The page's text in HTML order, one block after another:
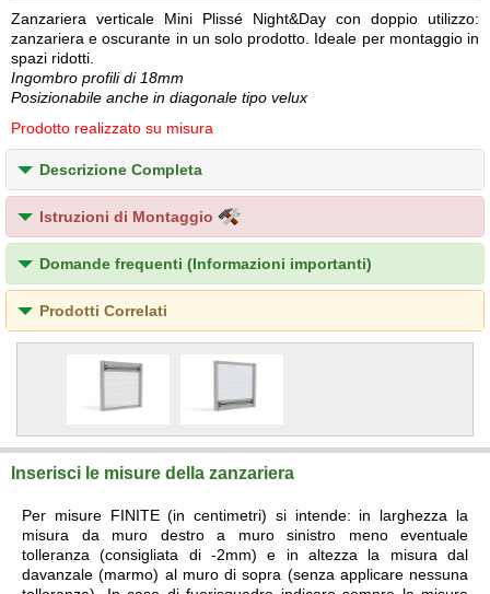
Zanzariera verticale Mini Plissé Night&Day con doppio utilizzo:
zanzariera e oscurante in un solo prodotto. Ideale per montaggio in
spazi ridotti.
Ingombro profili di 18mm
Posizionabile anche in diagonale tipo velux
Prodotto realizzato su misura
Descrizione Completa
Istruzioni di Montaggio
Domande frequenti (Informazioni importanti)
Prodotti Correlati
Inserisci le misure della zanzariera
Per misure FINITE (in centimetri) si intende: in larghezza la
misura da muro destro a muro sinistro meno eventuale
tolleranza (consigliata di -2mm) e in altezza la misura dal
davanzale (marmo) al muro di sopra (senza applicare nessuna